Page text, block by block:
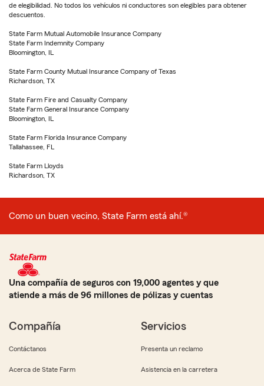
de elegibilidad. No todos los vehículos ni conductores son elegibles para obtener
descuentos.
State Farm Mutual Automobile Insurance Company
State Farm Indemnity Company
Bloomington, IL
State Farm County Mutual Insurance Company of Texas
Richardson, TX
State Farm Fire and Casualty Company
State Farm General Insurance Company
Bloomington, IL
State Farm Florida Insurance Company
Tallahassee, FL
State Farm Lloyds
Richardson, TX
Como un buen vecino, State Farm está ahí.®
Una compañía de seguros con 19,000 agentes y que
atiende a más de 96 millones de pólizas y cuentas
Compañía
Contáctanos
Acerca de State Farm
Servicios
Presenta un reclamo
Asistencia en la carretera